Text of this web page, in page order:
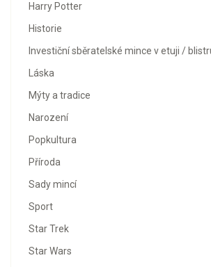
Harry Potter
Historie
Investiční sběratelské mince v etuji /
Láska
Mýty a tradice
Narození
Popkultura
Příroda
Sady mincí
Sport
Star Trek
Star Wars